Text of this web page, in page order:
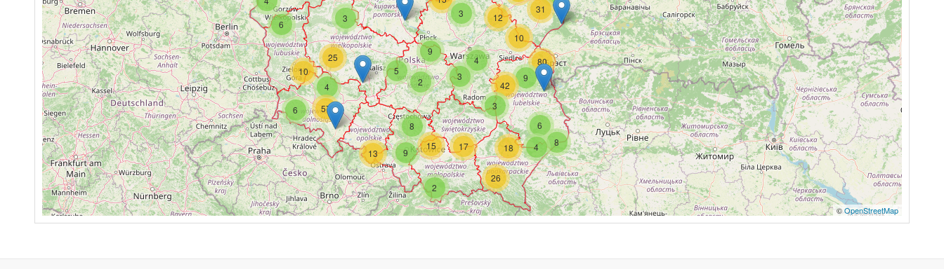
4
10
3
25
6 57
6
9
3
2
5
3 12
2
9
13
15
8
4
8
18
6
3
9
4
42
10
31
80
17
26
©OpenStreetMap